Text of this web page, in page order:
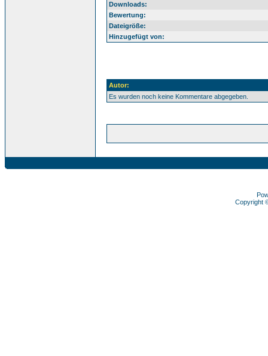
Downloads:
Bewertung:
Dateigröße:
Hinzugefügt von:
Autor:
Es wurden noch keine Kommentare abgegeben.
Copyright